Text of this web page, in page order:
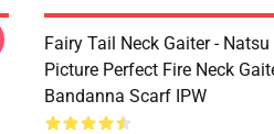
Fairy Tail Neck Gaiter -
Picture Perfect Fire Neck
Bandanna Scarf IPW